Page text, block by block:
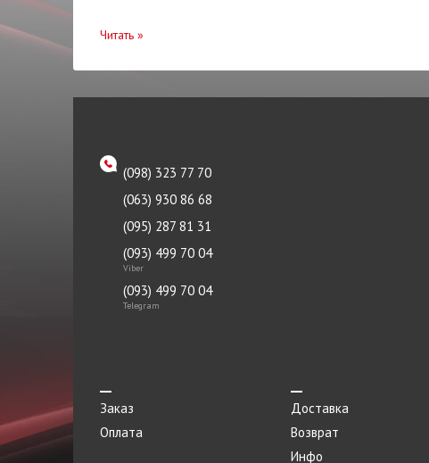
Панель
Патрубок
Петля капота правая
Пистон
Плафоны
Подкрылок
Подрамник
Прокладка
TOPIC
TRW
ZAZ
Океан
Читать »
(098) 323 77 70
(063) 930 86 68
(095) 287 81 31
(093) 499 70 04
Viber
(093) 499 70 04
Telegram
Заказ
Оплата
Доставка
Возврат
Инфо